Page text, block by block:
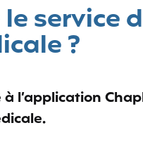
service
?
l’application